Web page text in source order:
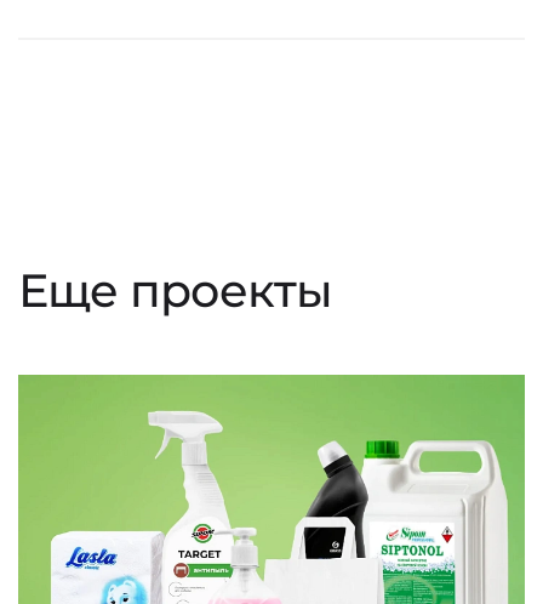
Еще проекты